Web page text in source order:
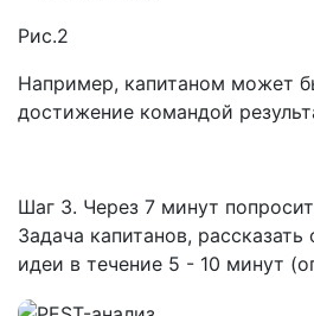
Рис.2
Например, капитаном может
достижение командой
Шаг 3. Через 7 минут
Задача капитанов,
идеи в течение 5 - 10 минут